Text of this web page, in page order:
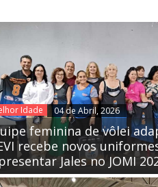
Idade 04 de Abril, 2026
feminina de vôlei
recebe novos
Jales no JOMI